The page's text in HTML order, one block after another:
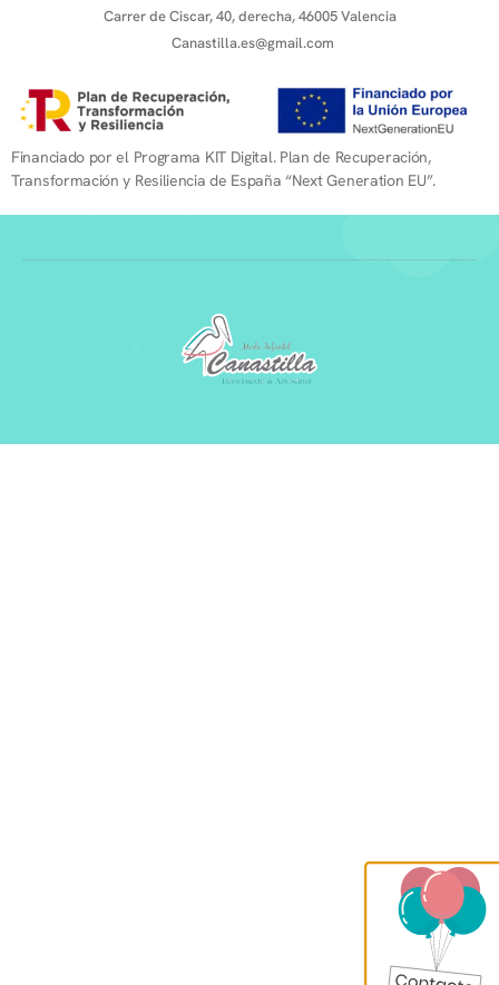
Carrer de Ciscar, 40, derecha, 46005 Valencia
Canastilla.es@gmail.com
Financiado por el Programa KIT Digital. Plan de Recuperación,
Transformación y Resiliencia de España “Next Generation EU”.